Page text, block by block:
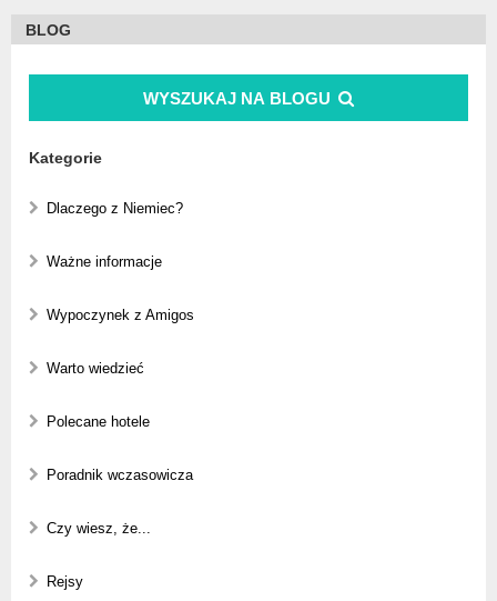
BLOG
WYSZUKAJ NA BLOGU
Kategorie
Dlaczego z Niemiec?
Ważne informacje
Wypoczynek z Amigos
Warto wiedzieć
Polecane hotele
Poradnik wczasowicza
Czy wiesz, że...
Rejsy